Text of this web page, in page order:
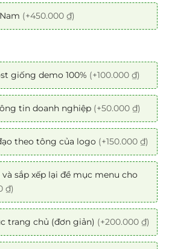
(+450.000 ₫)
giống demo 100% (+100.000 ₫)
tin doanh nghiệp (+50.000 ₫)
theo tông của logo (+150.000 ₫)
sắp xếp lại đề mục menu cho
₫)
trang chủ (đơn giản) (+200.000 ₫)